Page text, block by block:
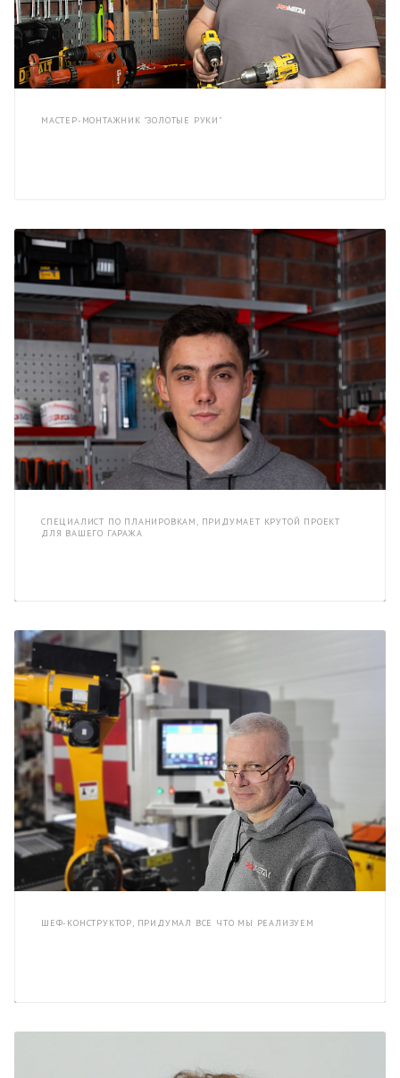
МАСТЕР-МОНТАЖНИК "ЗОЛОТЫЕ РУКИ"
СПЕЦИАЛИСТ ПО ПЛАНИРОВКАМ, ПРИДУМАЕТ КРУТОЙ ПРОЕКТ
ДЛЯ ВАШЕГО ГАРАЖА
ШЕФ-КОНСТРУКТОР, ПРИДУМАЛ ВСЕ ЧТО МЫ РЕАЛИЗУЕМ